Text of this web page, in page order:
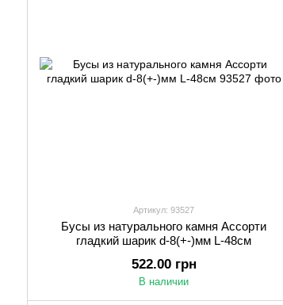
Артикул: 93527
Бусы из натурального камня Ассорти
гладкий шарик d-8(+-)мм L-48см
522.00 грн
В наличии